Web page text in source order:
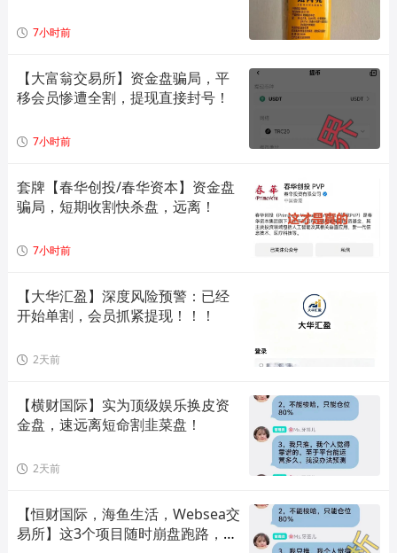
7小时前
【大富翁交易所】资金盘骗局，平
移会员惨遭全割，提现直接封号！
7小时前
套牌【春华创投/春华资本】资金盘
骗局，短期收割快杀盘，远离！
7小时前
【大华汇盈】深度风险预警：已经
开始单割，会员抓紧提现！！！
2天前
【横财国际】实为顶级娱乐换皮资
金盘，速远离短命割韭菜盘！
2天前
【恒财国际，海鱼生活，Websea交
易所】这3个项目随时崩盘跑路，赶